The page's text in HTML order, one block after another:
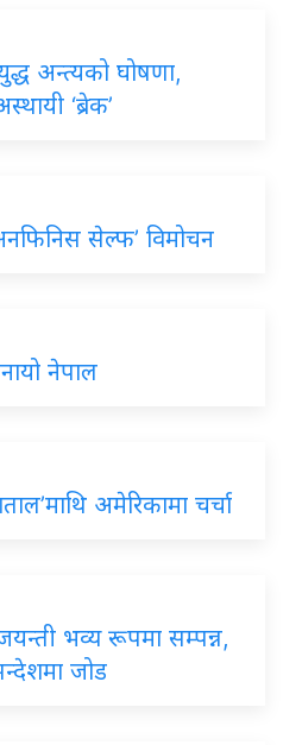
युद्ध अन्त्यको घोषणा,
‘ब्रेक’
सेल्फ’ विमोचन
नेपाल
अमेरिकामा चर्चा
भव्य रूपमा सम्पन्न,
जोड